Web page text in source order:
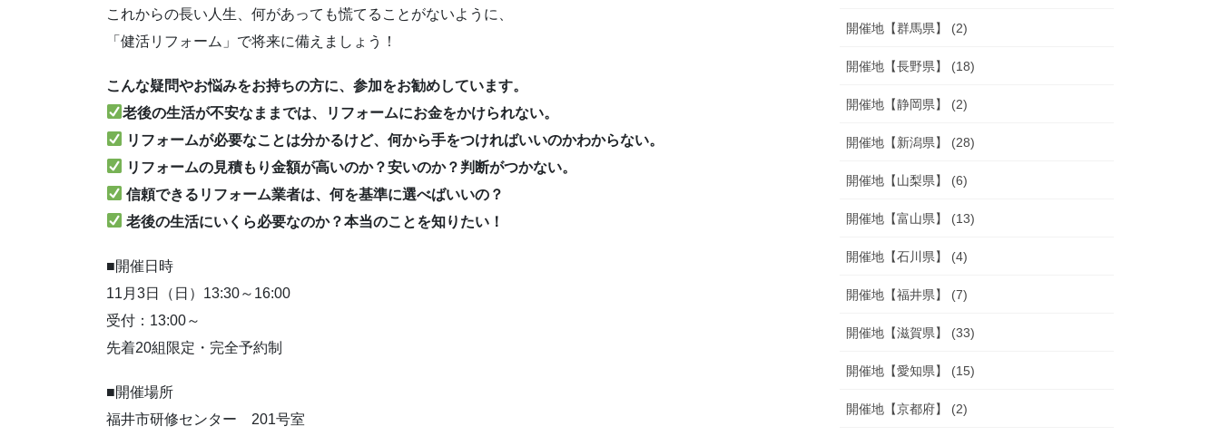
これからの長い人生、何があっても慌てることがないように、
「健活リフォーム」で将来に備えましょう！
こんな疑問やお悩みをお持ちの方に、参加をお勧めしています。
老後の生活が不安なままでは、リフォームにお金をかけられない。
リフォームが必要なことは分かるけど、何から手をつければいいのかわからない。
リフォームの見積もり金額が高いのか？安いのか？判断がつかない。
信頼できるリフォーム業者は、何を基準に選べばいいの？
老後の生活にいくら必要なのか？本当のことを知りたい！
■開催日時
11月3日（日）13:30～16:00
受付：13:00～
先着20組限定・完全予約制
■開催場所
福井市研修センター 201号室
開催地【群馬県】 (2)
開催地【長野県】 (18)
開催地【静岡県】 (2)
開催地【新潟県】 (28)
開催地【山梨県】 (6)
開催地【富山県】 (13)
開催地【石川県】 (4)
開催地【福井県】 (7)
開催地【滋賀県】 (33)
開催地【愛知県】 (15)
開催地【京都府】 (2)